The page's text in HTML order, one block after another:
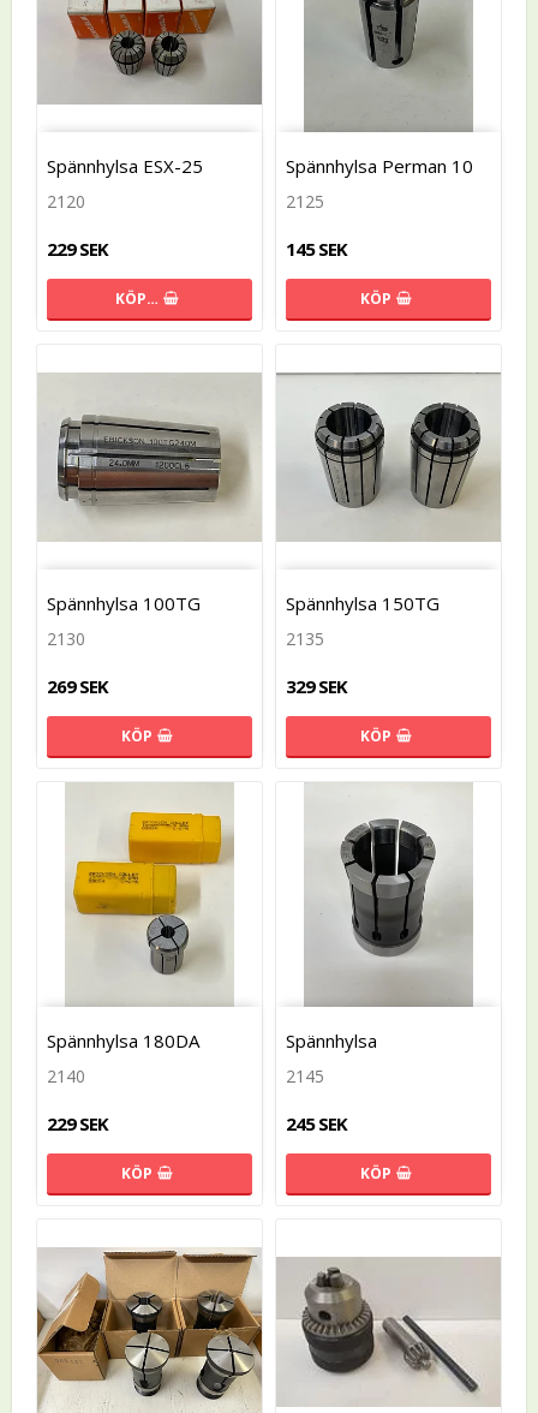
Spännhylsa ESX-25
2120
229 SEK
KÖP…
Spännhylsa Perman 10
2125
145 SEK
KÖP
Spännhylsa 100TG
2130
269 SEK
KÖP
Spännhylsa 150TG
2135
329 SEK
KÖP
Spännhylsa 180DA
2140
229 SEK
KÖP
Spännhylsa
2145
245 SEK
KÖP